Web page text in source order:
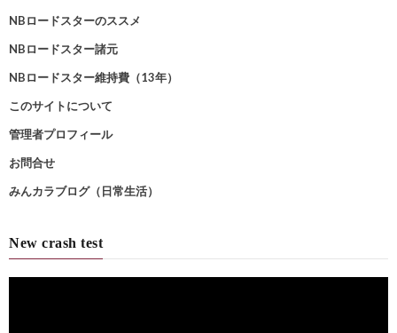
NBロードスターのススメ
NBロードスター諸元
NBロードスター維持費（13年）
このサイトについて
管理者プロフィール
お問合せ
みんカラブログ（日常生活）
New crash test
動